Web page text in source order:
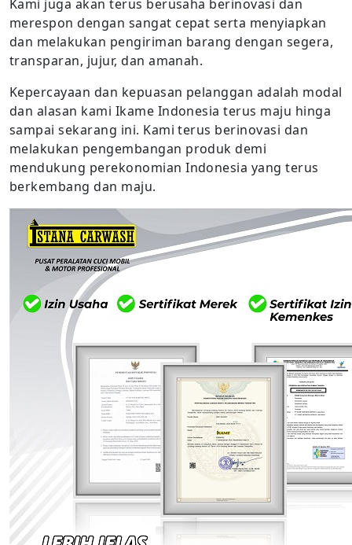
Kami juga akan terus berusaha berinovasi dan
merespon dengan sangat cepat serta menyiapkan
dan melakukan pengiriman barang dengan segera,
transparan, jujur, dan amanah.
Kepercayaan dan kepuasan pelanggan adalah modal
dan alasan kami Ikame Indonesia terus maju hinga
sampai sekarang ini. Kami terus berinovasi dan
melakukan pengembangan produk demi
mendukung perekonomian Indonesia yang terus
berkembang dan maju.